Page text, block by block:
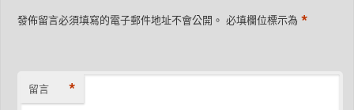
發佈留言必須填寫的電子郵件地址不會公開。 必填欄位標示為*
留言 *